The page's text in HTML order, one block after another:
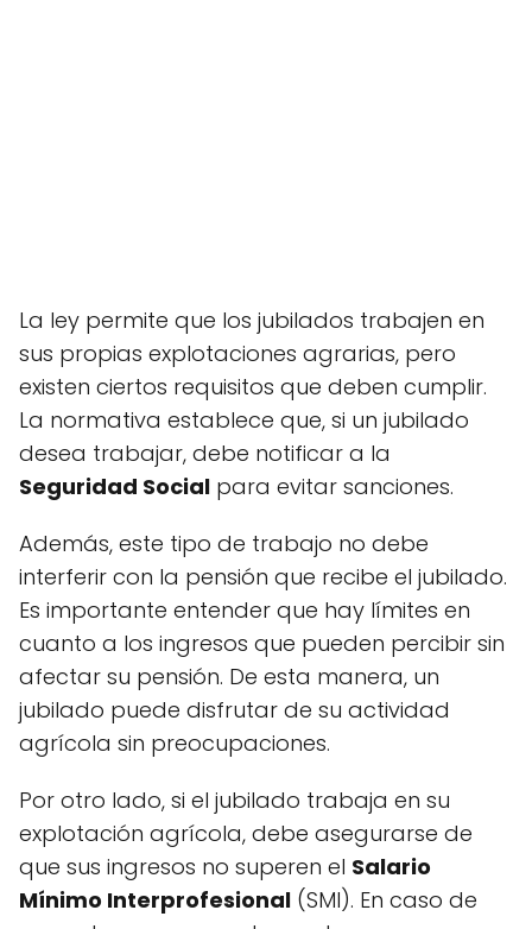
La ley permite que los jubilados trabajen en
sus propias explotaciones agrarias, pero
existen ciertos requisitos que deben cumplir.
La normativa establece que, si un jubilado
desea trabajar, debe notificar a la
Seguridad Social para evitar sanciones.
Además, este tipo de trabajo no debe
interferir con la pensión que recibe el jubilado.
Es importante entender que hay límites en
cuanto a los ingresos que pueden percibir sin
afectar su pensión. De esta manera, un
jubilado puede disfrutar de su actividad
agrícola sin preocupaciones.
Por otro lado, si el jubilado trabaja en su
explotación agrícola, debe asegurarse de
que sus ingresos no superen el Salario
Mínimo Interprofesional (SMI). En caso de